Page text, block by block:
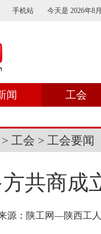
手机站 今天是 2026年8
闻 工会
> 工会 > 工会要闻
共商成
源： 陕工网—陕西工